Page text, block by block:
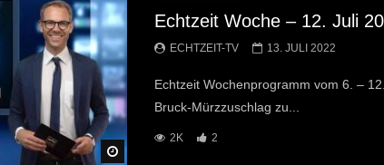
Echtzeit Woche – 12. Juli
ECHTZEIT-TV 13. JULI 2022
Echtzeit Wochenprogramm vom 6. –
Bruck-Mürzzuschlag zu...
2K 2